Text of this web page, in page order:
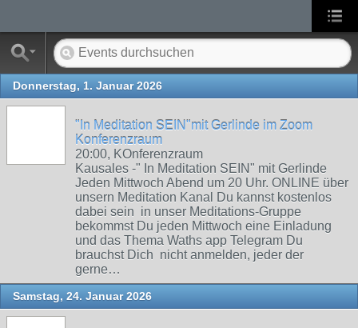
Donnerstag, 1. Januar 2026
"In Meditation SEIN"mit Gerlinde im Zoom
Konferenzraum
20:00, KOnferenzraum
Kausales -" In Meditation SEIN" mit Gerlinde
Jeden Mittwoch Abend um 20 Uhr. ONLINE über
unsern Meditation Kanal Du kannst kostenlos
dabei sein in unser Meditations-Gruppe
bekommst Du jeden Mittwoch eine Einladung
und das Thema Waths app Telegram Du
brauchst Dich nicht anmelden, jeder der
gerne…
Samstag, 24. Januar 2026